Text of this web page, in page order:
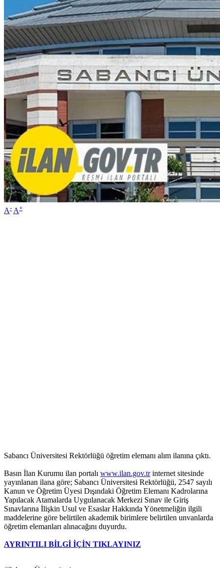
A- A+
Sabancı Üniversitesi Rektörlüğü öğretim elemanı alım ilanına çıktı.
Basın İlan Kurumu ilan portalı www.ilan.gov.trinternet sitesinde
yayınlanan ilana göre; Sabancı Üniversitesi Rektörlüğü, 2547 sayılı
Kanun ve Öğretim Üyesi Dışındaki Öğretim Elemanı Kadrolarına
Yapılacak Atamalarda Uygulanacak Merkezi Sınav ile Giriş
Sınavlarına İlişkin Usul ve Esaslar Hakkında Yönetmeliğin ilgili
maddelerine göre belirtilen akademik birimlere belirtilen unvanlarda
öğretim elemanları alınacağını duyurdu.
AYRINTILI BİLGİ İÇİN TIKLAYINIZ